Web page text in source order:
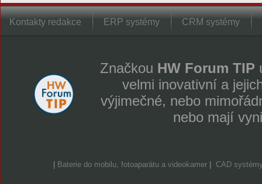
Kontakty redakce ERP systémy CRM systémy
Značkou HW Forum TIP
velmi inovativní a
výjimečné, nebo
nebo mají
Baterie do mobilu, fotoaparátu a videokamer CAD